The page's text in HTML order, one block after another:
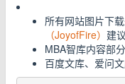
所有网站图片下
（JoyofFire） 建
MBA智库内容部
百度文库、爱问